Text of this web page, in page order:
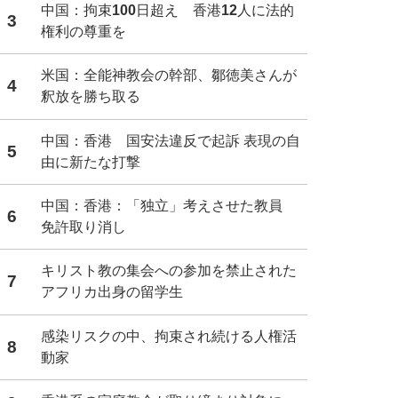
3
中国：拘束100日超え 香港12人に法的
権利の尊重を
4
米国：全能神教会の幹部、鄒徳美さんが
釈放を勝ち取る
5
中国：香港 国安法違反で起訴 表現の自
由に新たな打撃
6
中国：香港：「独立」考えさせた教員
免許取り消し
7
キリスト教の集会への参加を禁止された
アフリカ出身の留学生
8
感染リスクの中、拘束され続ける人権活
動家